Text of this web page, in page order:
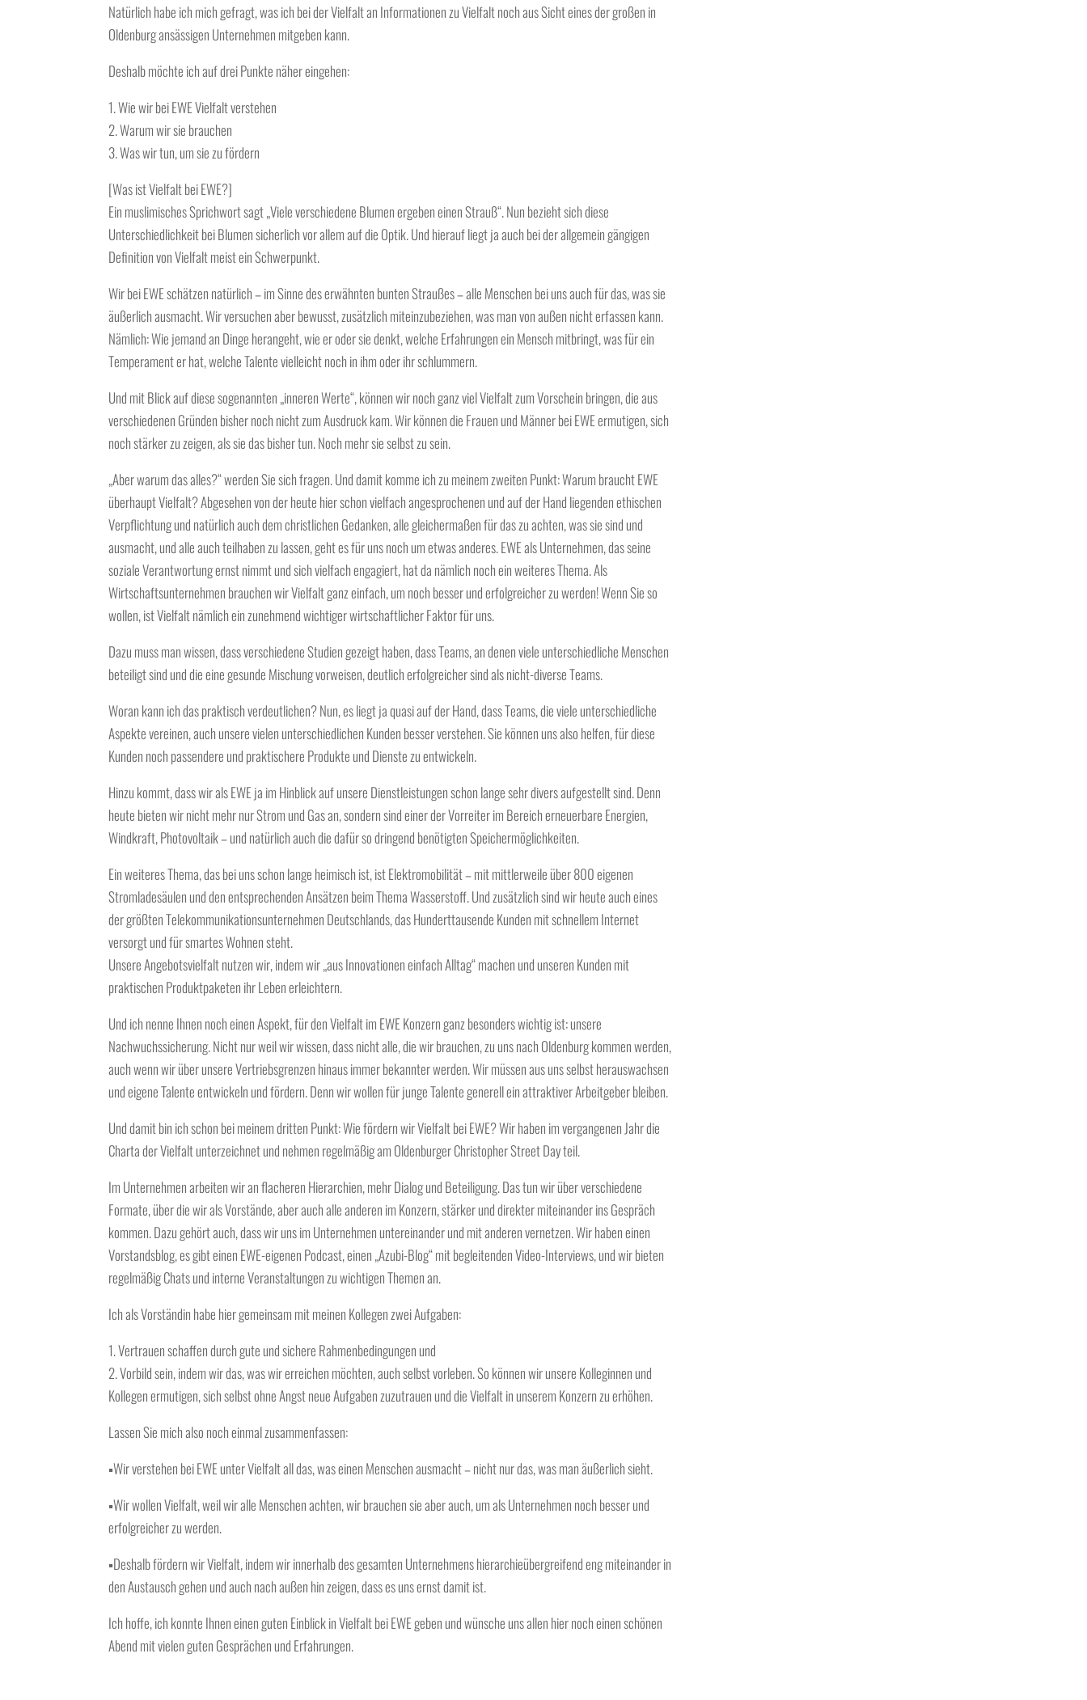
Natürlich habe ich mich gefragt, was ich bei der Vielfalt an Informationen zu Vielfalt noch aus Sicht eines der großen in
Oldenburg ansässigen Unternehmen mitgeben kann.
Deshalb möchte ich aufdrei Punkte näher eingehen:
1. Wie wir bei EWE Vielfalt verstehen
2. Warum wir sie brauchen
3. Was wir tun, um sie zu fördern
[Was ist Vielfalt bei EWE?]
Ein muslimisches Sprichwort sagt „Viele verschiedene Blumen ergeben einen Strauß“. Nun bezieht sich diese
Unterschiedlichkeit bei Blumen sicherlich vor allem auf die Optik. Und hierauf liegt ja auch bei der allgemein gängigen
Definition von Vielfalt meist ein Schwerpunkt.
Wir bei EWE schätzen natürlich– im Sinne des erwähnten bunten Straußes –alle Menschen bei uns auch für das, was sie
äußerlich ausmacht.Wir versuchen aber bewusst, zusätzlich miteinzubeziehen, was man von außen nicht erfassen kann.
Nämlich:Wie jemand an Dinge herangeht, wie er oder siedenkt, welche Erfahrungenein Mensch mitbringt, was für ein
Temperamenter hat, welcheTalentevielleicht noch in ihm oder ihr schlummern.
Und mit Blick auf diese sogenannten „inneren Werte“, können wir noch ganzviel Vielfalt zum Vorschein bringen, die aus
verschiedenen Gründen bisher noch nicht zum Ausdruck kam. Wir können die Frauen und Männer bei EWE ermutigen, sich
noch stärker zu zeigen, als sie das bisher tun. Noch mehr sie selbst zu sein.
„Aber warum das alles?“werden Sie sich fragen. Und damit komme ich zu meinem zweiten Punkt: Warum braucht EWE
überhaupt Vielfalt? Abgesehen von der heute hier schon vielfach angesprochenen und auf der Hand liegendenethischen
Verpflichtungund natürlich auch demchristlichen Gedanken,alle gleichermaßen für das zuachten, was sie sind und
ausmacht, und alle auchteilhabenzu lassen, geht es für uns noch um etwas anderes. EWE als Unternehmen, das seine
soziale Verantwortung ernst nimmt und sich vielfach engagiert, hat da nämlich noch einweiteres Thema. Als
Wirtschaftsunternehmen brauchen wir Vielfaltganz einfach, um noch besser und erfolgreicher zu werden! Wenn Sie so
wollen, istVielfalt nämlich ein zunehmend wichtiger wirtschaftlicher Faktor für uns.
Dazu muss man wissen, dass verschiedeneStudien gezeigthaben, dassTeams, an denenviele unterschiedliche Menschen
beteiligt sind und die eine gesunde Mischung vorweisen,deutlich erfolgreicher sind als nicht-diverse Teams.
Woran kann ich das praktisch verdeutlichen? Nun, es liegt ja quasi auf der Hand, dass Teams, die viele unterschiedliche
Aspekte vereinen, auch unsere vielen unterschiedlichen Kunden besser verstehen. Sie können uns also helfen, für diese
Kunden noch passendere und praktischere Produkte und Dienstezu entwickeln.
Hinzu kommt, dass wir alsEWE ja im Hinblick auf unsere Dienstleistungenschon lange sehrdiversaufgestellt sind. Denn
heute bieten wirnicht mehr nur Strom und Gasan, sondern sind einer der Vorreiter im Bereich erneuerbare Energien,
Windkraft, Photovoltaik– und natürlich auch die dafür so dringend benötigtenSpeichermöglichkeiten.
Ein weiteres Thema, das bei uns schon lange heimisch ist, istElektromobilität– mit mittlerweile über 800 eigenen
Stromladesäulen und den entsprechenden Ansätzen beim ThemaWasserstoff.Und zusätzlich sind wir heute aucheines
der größten Telekommunikationsunternehmen Deutschlands, das Hunderttausende Kunden mit schnellem Internet
versorgt und fürsmartes Wohnensteht.
Unsere Angebotsvielfalt nutzen wir, indem wir„aus Innovationen einfach Alltag“machen und unseren Kunden mit
praktischen Produktpaketen ihrLeben erleichtern.
Und ich nenne Ihnen noch einen Aspekt, für denVielfaltim EWE Konzern ganz besonders wichtig ist: unsere
Nachwuchssicherung. Nicht nur weil wir wissen, dass nicht alle, die wir brauchen, zu uns nach Oldenburg kommen werden,
auch wenn wir über unsere Vertriebsgrenzen hinaus immer bekannter werden. Wir müssen aus uns selbst herauswachsen
und eigene Talente entwickeln und fördern.Denn wir wollen für junge Talente generell ein attraktiver Arbeitgeber bleiben.
Und damit bin ich schon bei meinemdritten Punkt: Wie fördern wir Vielfalt bei EWE? Wir haben im vergangenen Jahr die
Charta der Vielfaltunterzeichnet und nehmen regelmäßig am Oldenburger Christopher Street Dayteil.
Im Unternehmen arbeiten wir anflacheren Hierarchien, mehr Dialog und Beteiligung. Das tun wir über verschiedene
Formate, über die wir als Vorstände, aber auch alle anderen im Konzern, stärker und direkter miteinander ins Gespräch
kommen. Dazu gehört auch, dass wir uns im Unternehmen untereinander und mit anderen vernetzen. Wir haben einen
Vorstandsblog, es gibt einen EWE-eigenen Podcast, einen „Azubi-Blog“mit begleitenden Video-Interviews, und wir bieten
regelmäßig Chats und interne Veranstaltungen zu wichtigen Themen an.
Ich als Vorständin habe hier gemeinsam mit meinen Kollegen zwei Aufgaben:
1. Vertrauen schaffen durch gute und sichere Rahmenbedingungen und
2. Vorbild sein, indem wir das, was wir erreichen möchten, auch selbst vorleben. So können wir unsere Kolleginnen und
Kollegen ermutigen, sich selbst ohne Angst neue Aufgaben zuzutrauen und die Vielfalt in unserem Konzern zu erhöhen.
Lassen Sie mich also noch einmal zusammenfassen:
▪Wir verstehen bei EWE unter Vielfalt all das, was einen Menschen ausmacht – nicht nur das, was man äußerlich sieht.
▪Wir wollen Vielfalt, weil wir alle Menschen achten, wir brauchen sie aber auch, um als Unternehmen noch besser und
erfolgreicher zu werden.
▪Deshalb fördern wir Vielfalt, indem wir innerhalb des gesamten Unternehmens hierarchieübergreifend eng miteinander in
den Austausch gehen und auch nach außen hin zeigen, dass es uns ernst damit ist.
Ich hoffe, ich konnte Ihnen einen guten Einblick in Vielfalt bei EWE geben und wünsche uns allen hier noch einen schönen
Abend mit vielen guten Gesprächen und Erfahrungen.